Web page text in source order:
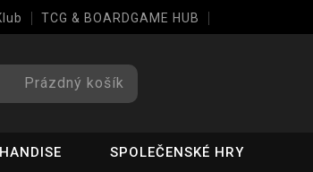
TCG & BOARDGAME HUB
Prázdný košík
SPOLEČENSKÉ HRY